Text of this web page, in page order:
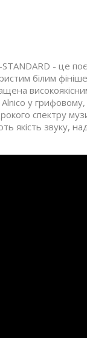
STANDARD - це
білим
у
спектру
якість звуку,